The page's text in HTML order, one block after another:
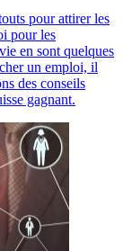
pour attirer les
pour les
en sont quelques
un emploi, il
des conseils
gagnant.